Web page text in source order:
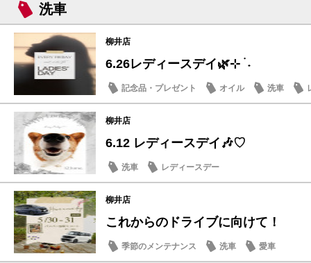
洗車
柳井店
6.26レディースデイ🌿⊹ ࣪ ˖
記念品・プレゼント オイル 洗車
柳井店
6.12 レディースデイ🎶♡
洗車 レディースデー
柳井店
これからのドライブに向けて！
季節のメンテナンス 洗車 愛車